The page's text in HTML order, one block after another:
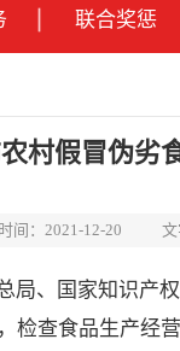
联合奖惩
村假冒伪劣
间：2021-12-20 文
、国家知识产
查食品生产经